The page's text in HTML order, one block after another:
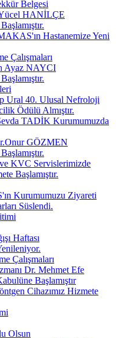
Belgesi
Yücel HANİLÇE
Hastanemize Yeni
Çalışmaları
Ayaz NAYCI
Ural 40. Ulusal Nefroloji
Ödülü Almıştır.
TADİK Kurumumuzda
GÖZMEN
KVC Servislerimizde
Başlamıştır.
Kurumumuzu Ziyareti
Süslendi.
Haftası
Çalışmaları
Dr. Mehmet Efe
Başlamıştır
Cihazımız Hizmete
Olsun